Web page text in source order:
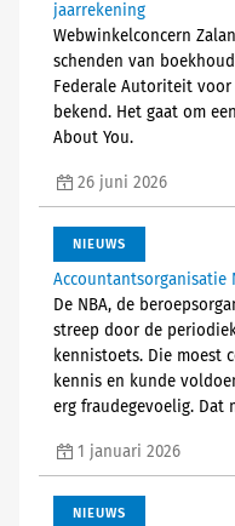
jaarrekening
Webwinkelconcern
schenden van
Federale Autoriteit voor
bekend. Het gaat om
About You.
26 juni 2026
NIEUWS
Accountantsorganisatie
De NBA, de
streep door de
kennistoets. Die moest
kennis en kunde
erg fraudegevoelig. Dat
1 januari 2026
NIEUWS